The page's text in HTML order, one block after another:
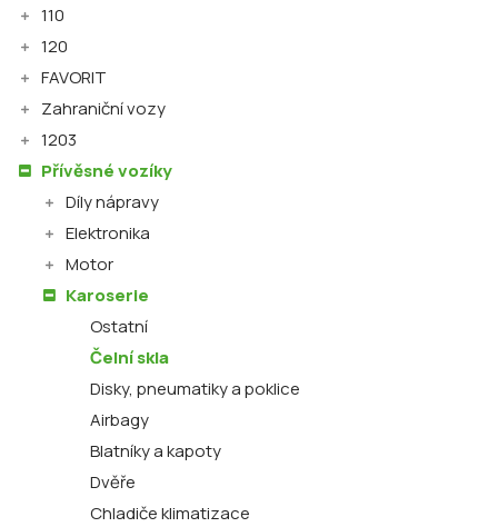
110
120
FAVORIT
Zahraniční vozy
1203
Přívěsné vozíky
Díly nápravy
Elektronika
Motor
Karoserie
Ostatní
Čelní skla
Disky, pneumatiky a poklice
Airbagy
Blatníky a kapoty
Dvěře
Chladiče klimatizace